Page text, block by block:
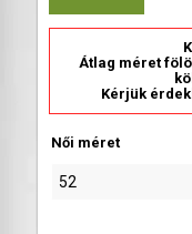
Átlag méret
Kérjük
Női méret